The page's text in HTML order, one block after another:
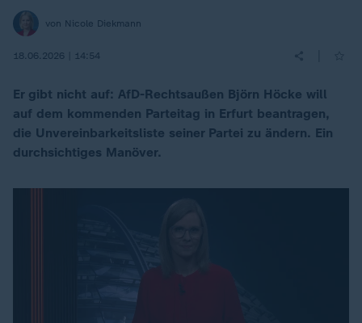
von Nicole Diekmann
18.06.2026 | 14:54
Er gibt nicht auf: AfD-Rechtsaußen Björn Höcke will
auf dem kommenden Parteitag in Erfurt beantragen,
die Unvereinbarkeitsliste seiner Partei zu ändern. Ein
durchsichtiges Manöver.
Es ist ein Fehler aufgetreten. Versuche
es später noch einmal. Errorcode:1